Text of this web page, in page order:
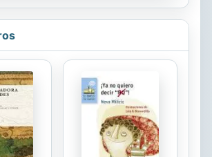
que vengó la afrenta matando al
amada. Y DICEN QUE, DESDE
ENTONCES, el Bebedor de Lágrimas
vaga aún como alma en pena
arrastrando su espada por entre los
olmos con el propósito de vengar a
toda chica engañada. ESO DICEN...
aunque a sus dieciocho años, Adela
no cree en fantasmas, ni en
leyendas de nobles húngaros, ni en